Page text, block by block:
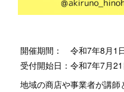
開催期間： 令和7年8月1
受付開始日：令和7年7月21
地域の商店や事業者が講